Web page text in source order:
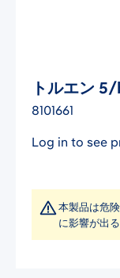
トルエン
8101661
Log in to see
本製品は危
に影響が出